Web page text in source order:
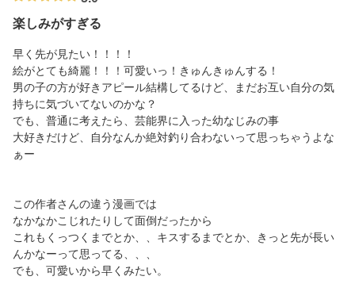
楽しみがすぎる
早く先が見たい！！！！
絵がとても綺麗！！！可愛いっ！きゅんきゅんする！
男の子の方が好きアピール結構してるけど、まだお互い自分の気
持ちに気づいてないのかな？
でも、普通に考えたら、芸能界に入った幼なじみの事
大好きだけど、自分なんか絶対釣り合わないって思っちゃうよな
ぁー
この作者さんの違う漫画では
なかなかこじれたりして面倒だったから
これもくっつくまでとか、、キスするまでとか、きっと先が長い
んかなーって思ってる、、、
でも、可愛いから早くみたい。